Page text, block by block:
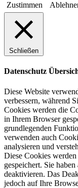
Zustimmen
Schließen
Datenschutz
Diese Website
verbessern, während
Cookies werden die
in Ihrem Browser
grundlegenden
verwenden auch
analysieren und
Diese Cookies
gespeichert. Sie
deaktivieren. Das
jedoch auf Ihre